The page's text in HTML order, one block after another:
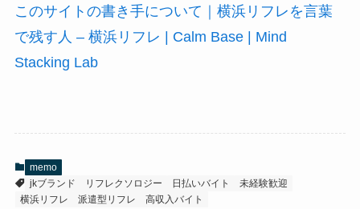
このサイトの書き手について｜横浜リフレを言葉
で残す人 – 横浜リフレ | Calm Base | Mind
Stacking Lab
memo
jkブランド
リフレクソロジー 日払いバイト
未経験歓迎
横浜リフレ
派遣型リフレ 高収入バイト